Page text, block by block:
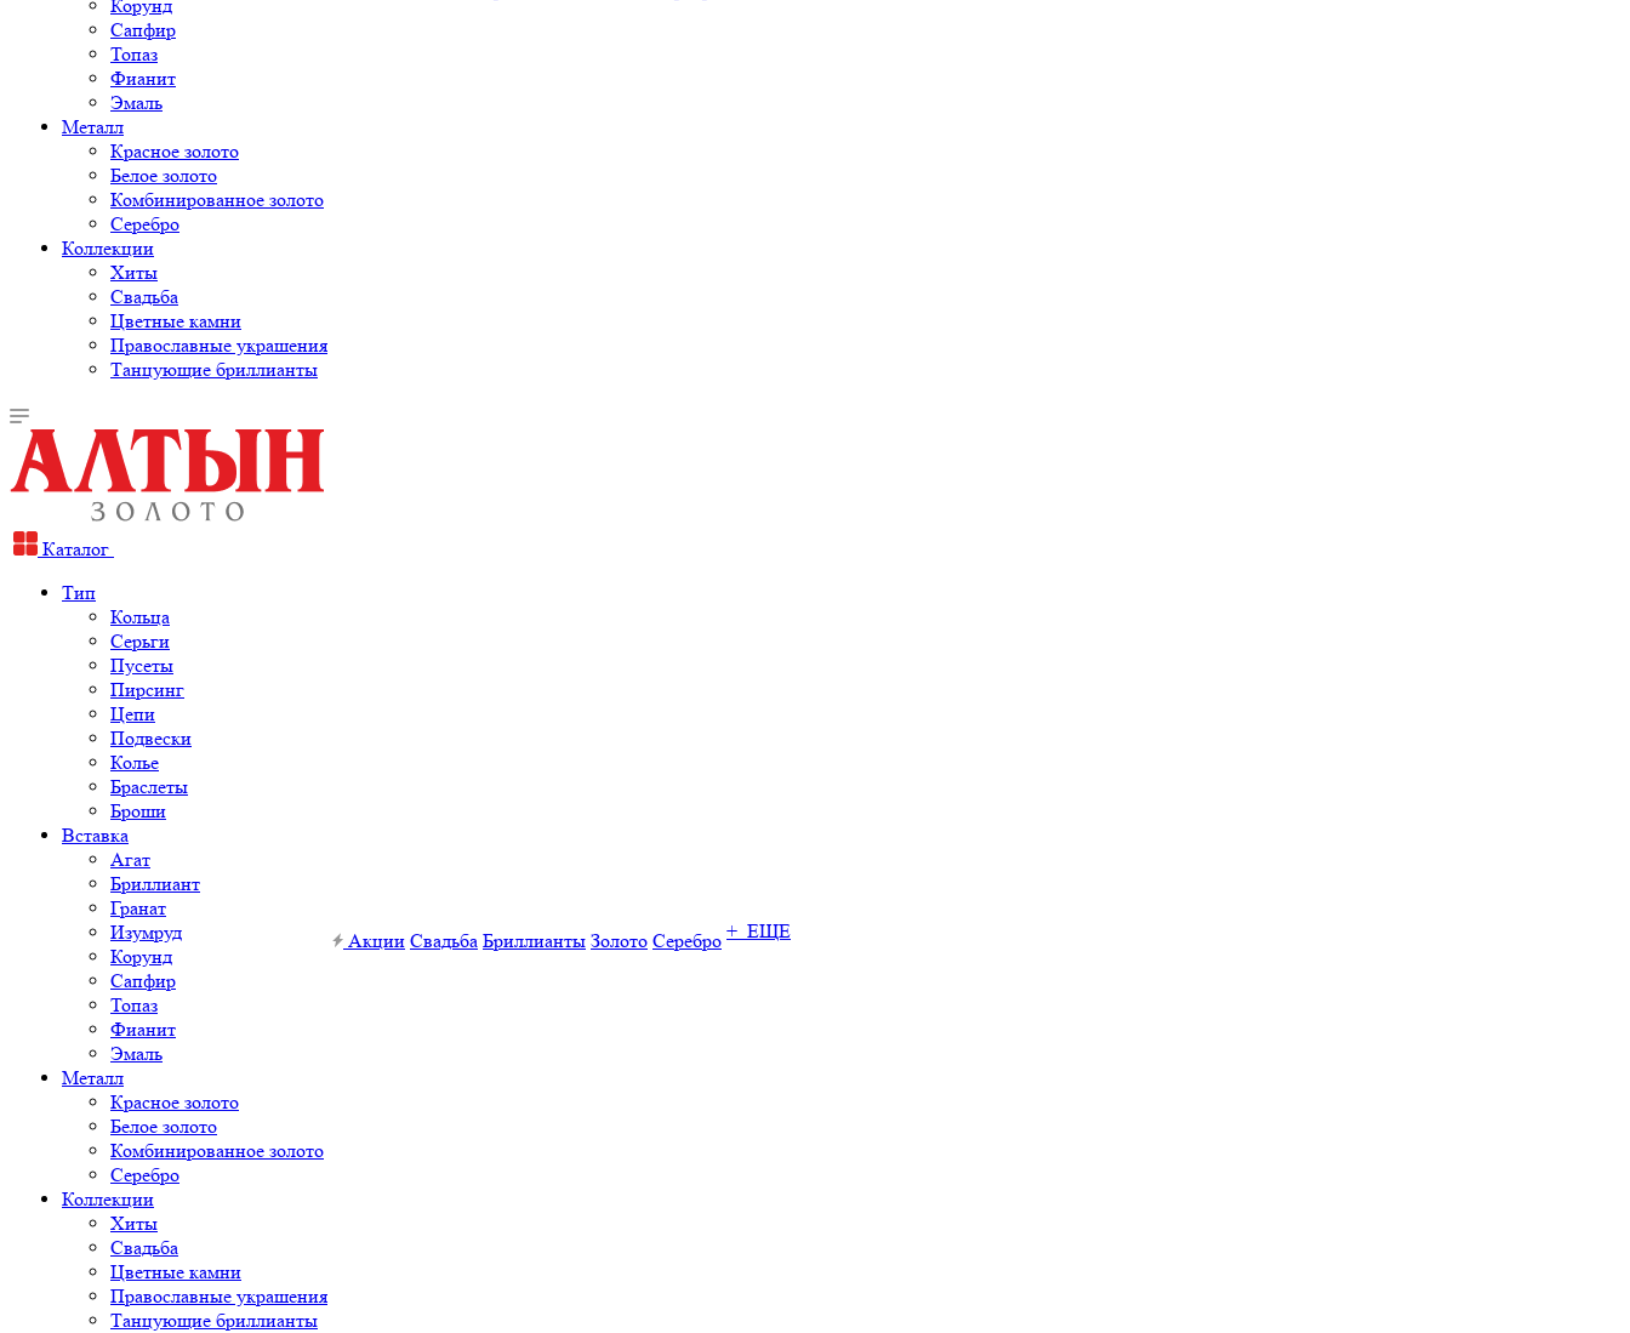
Корунд
Сапфир
Топаз
Фианит
Эмаль
Металл
Красное золото
Белое золото
Комбинированное золото
Серебро
Коллекции
Хиты
Свадьба
Цветные камни
Православные украшения
Танцующие бриллианты
Каталог
Тип
Кольца
Серьги
Пусеты
Пирсинг
Цепи
Подвески
Колье
Браслеты
Броши
Вставка
Агат
Бриллиант
Гранат
Изумруд
Корунд
Сапфир
Топаз
Фианит
Эмаль
Металл
Красное золото
Белое золото
Комбинированное золото
Серебро
Коллекции
Хиты
Свадьба
Цветные камни
Православные украшения
Танцующие бриллианты
Акции Свадьба Бриллианты Золото Серебро + ЕЩЕ